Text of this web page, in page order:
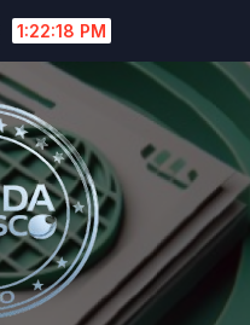
1:22:19 PM